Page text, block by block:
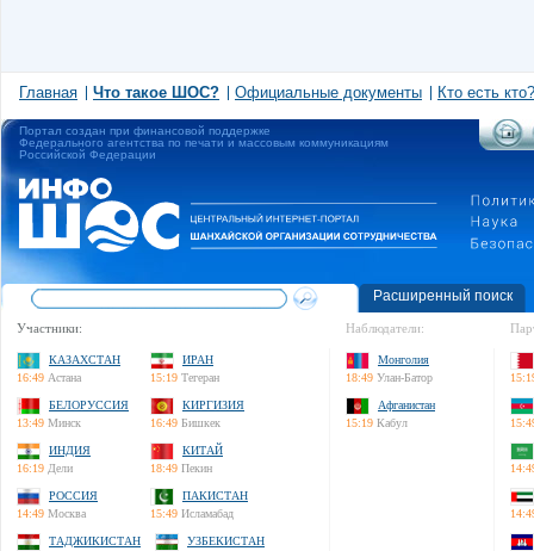
Главная Что такое ШОС? Официальные документы Кто есть кто?
Портал создан при финансовой поддержке
Федерального агентства по печати и массовым коммуникациям
Российской Федерации
Расширенный поиск
Участники:
КАЗАХСТАН
16:49 Астана
ИРАН
15:19 Тегеран
БЕЛОРУССИЯ
13:49 Минск
КИРГИЗИЯ
16:49 Бишкек
ИНДИЯ
16:19 Дели
КИТАЙ
18:49 Пекин
РОССИЯ
14:49 Москва
ПАКИСТАН
15:49 Исламабад
ТАДЖИКИСТАН
УЗБЕКИСТАН
Наблюдатели:
Монголия
18:49 Улан-Батор
Афганистан
15:19 Кабул